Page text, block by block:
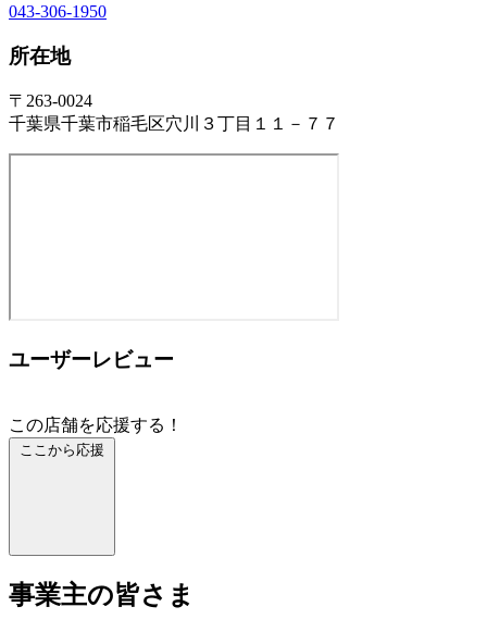
043-306-1950
所在地
〒263-0024
千葉県千葉市稲毛区穴川３丁目１１－７７
ユーザーレビュー
この店舗を応援する！
ここから応援
事業主の皆さま